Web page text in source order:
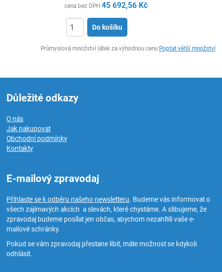
cena bez DPH 45 692,56 Kč
Do košíku
Průmyslová množství látek za výhodnou cenu Poptat větší množství
Důležité odkazy
O nás
Jak nakupovat
Obchodní podmínky
Kontakty
E-mailový zpravodaj
Přihlaste se k odběru našeho newsletteru. Budeme vás informovat o
všech zajímavých akcích a slevách, které chystáme. A slibujeme, že
zpravodaj budeme posílat jen občas, abychom nezahltili vaše e-
mailové schránky.
Pokud se vám zpravodaj přestane líbit, máte možnost se kdykoli
odhlásit.